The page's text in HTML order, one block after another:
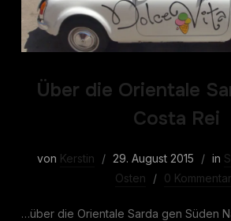
Über die Orientale
Costa Rei
von Kerstin 29. August 2015 in
Osten
0
…über die Orientale Sarda gen Süden